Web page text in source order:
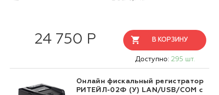
24 750 Р В КОРЗИНУ
Доступно: 295 шт.
Онлайн фискальный регистратор
РИТЕЙЛ-02Ф (У) LAN/USB/COM с